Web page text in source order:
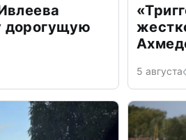
дорогущую
5 августа